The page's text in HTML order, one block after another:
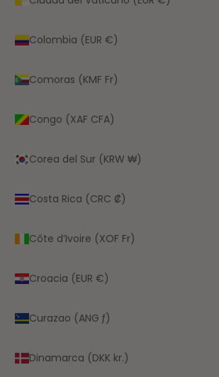
Colombia (EUR €)
Comoras (KMF Fr)
Congo (XAF CFA)
Corea del Sur (KRW ₩)
Costa Rica (CRC ₡)
Côte d’Ivoire (XOF Fr)
Croacia (EUR €)
Curazao (ANG ƒ)
Dinamarca (DKK kr.)